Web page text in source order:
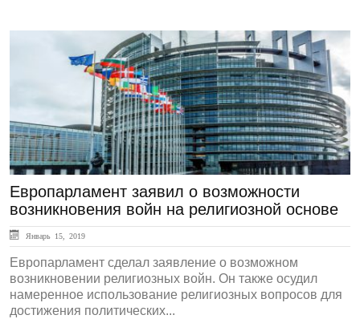
ЛЕНТА НОВОСТЕЙ
Европарламент заявил о возможности
возникновения войн на религиозной основе
Январь 15, 2019
Европарламент сделал заявление о возможном
возникновении религиозных войн. Он также осудил
намеренное использование религиозных вопросов для
достижения политических...